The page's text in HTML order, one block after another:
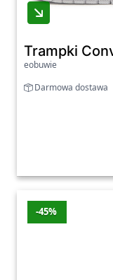
Trampki
eobuwie
Darmowa dostawa
-45%